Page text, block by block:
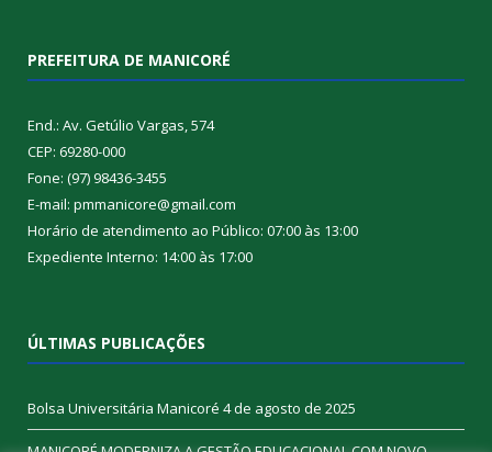
PREFEITURA DE MANICORÉ
End.: Av. Getúlio Vargas, 574
CEP: 69280-000
Fone: (97) 98436-3455
E-mail: pmmanicore@gmail.com
Horário de atendimento ao Público: 07:00 às 13:00
Expediente Interno: 14:00 às 17:00
ÚLTIMAS PUBLICAÇÕES
Bolsa Universitária Manicoré 4 de agosto de 2025